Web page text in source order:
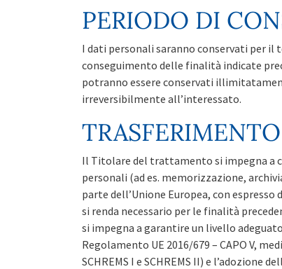
PERIODO DI
I dati personali saranno conservati per il
conseguimento delle finalità indicate
potranno essere conservati
irreversibilmente all’interessato.
Il Titolare del trattamento si impegna a
personali (ad es. memorizzazione,
parte dell’Unione Europea, con
si renda necessario per le finalità
si impegna a garantire un livello
Regolamento UE 2016/679 – CAPO V,
SCHREMS I e SCHREMS II) e